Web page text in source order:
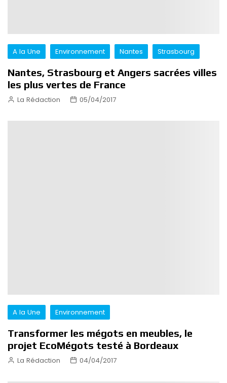
A la Une Environnement Nantes Strasbourg
Nantes, Strasbourg et Angers sacrées villes
les plus vertes de France
La Rédaction 05/04/2017
A la Une Environnement
Transformer les mégots en meubles, le
projet EcoMégots testé à Bordeaux
La Rédaction 04/04/2017